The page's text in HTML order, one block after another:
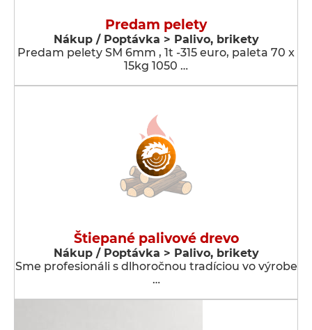
Predam pelety
Nákup / Poptávka > Palivo, brikety
Predam pelety SM 6mm , 1t -315 euro, paleta 70 x
15kg 1050 …
Štiepané palivové drevo
Nákup / Poptávka > Palivo, brikety
Sme profesionáli s dlhoročnou tradíciou vo výrobe
…